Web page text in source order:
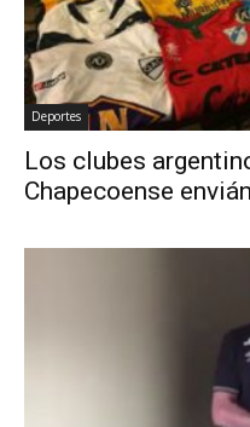
Deportes
Los clubes
Chapecoense